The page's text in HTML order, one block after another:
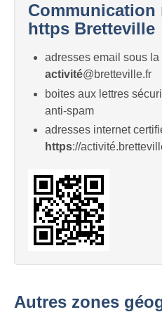
Communication
https Bretteville
adresses email sous la
activité@bretteville.fr
boites aux lettres
anti-spam
adresses internet
https://
Autres zones